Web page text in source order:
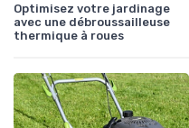
Optimisez votre jardinage
avec une débroussailleuse
thermique à roues